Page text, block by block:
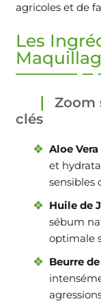
agricoles et de
Les
Zoom
clés
Aloe Vera
et
sensibles
Huile de
sébum
optimale
Beurre